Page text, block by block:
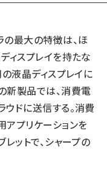
の最大の特徴は、ほ
ィスプレイを持たな
液晶ディスプレイに
新製品では、消費電
ドに送信する。消費
プリケーションを
ットで、シャープの